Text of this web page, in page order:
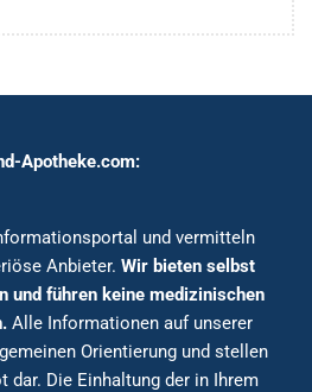
Apotheke.com:
und vermitteln
Anbieter. Wir bieten selbst
und führen keine medizinischen
Alle Informationen auf unserer
Orientierung und stellen
dar. Die Einhaltung der in Ihrem